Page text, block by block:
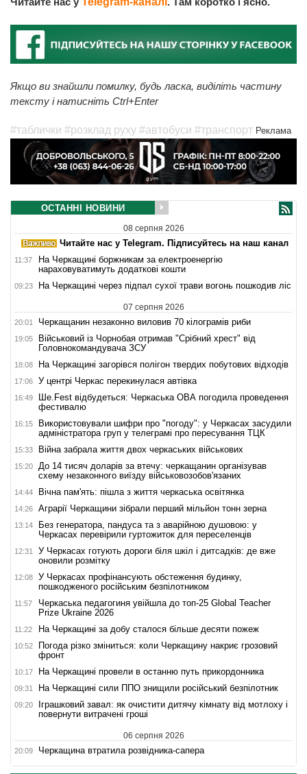
Якщо ви знайшли помилку, будь ласка, виділіть частину
тексту і натисніть Ctrl+Enter
#таблички #розклад руху #автобуси #транспорт Реклама
ОСТАННІ НОВИНИ
08 серпня 2026
Читайте нас у Telegram. Підписуйтесь на наш канал
11:37
На Черкащині боржникам за електроенергію
нараховуватимуть додаткові кошти
09:23 На Черкащині через підпал сухої трави вогонь пошкодив ліс
07 серпня 2026
20:01 Черкащанин незаконно виловив 70 кілограмів риби
19:05
Військовий із Чорнобая отримав "Срібний хрест" від
Головнокомандувача ЗСУ
18:08 На Черкащині загорівся полігон твердих побутових відходів
17:06 У центрі Черкас перекинулася автівка
16:49
Ше.Fest відбудеться: Черкаська ОВА погодила проведення
фестивалю
16:15
Використовували шифри про "погоду": у Черкасах засудили
адміністратора груп у телеграмі про пересування ТЦК
15:33 Війна забрала життя двох черкаських військових
15:20
До 14 тисяч доларів за втечу: черкащанин організував
схему незаконного виїзду військовозобов'язаних
14:44 Вічна пам'ять: пішла з життя черкаська освітянка
14:26 Аграрії Черкащини зібрали перший мільйон тонн зерна
13:14
Без генератора, пандуса та з аварійною душовою: у
Черкасах перевірили гуртожиток для переселенців
12:31
У Черкасах готують дороги біля шкіл і дитсадків: де вже
оновили розмітку
12:08
У Черкасах профінансують обстеження будинку,
пошкодженого російським безпілотником
11:57
Черкаська педагогиня увійшла до топ-25 Global Teacher
Prize Ukraine 2026
11:22 На Черкащині за добу сталося більше десяти пожеж
10:52
Погода різко зміниться: коли Черкащину накриє грозовий
фронт
10:17 На Черкащині провели в останню путь прикордонника
09:31 На Черкащині сили ППО знищили російський безпілотник
09:20
Іграшковий завал: як очистити дитячу кімнату від мотлоху і
повернути витрачені гроші
06 серпня 2026
20:09 Черкащина втратила розвідника-сапера